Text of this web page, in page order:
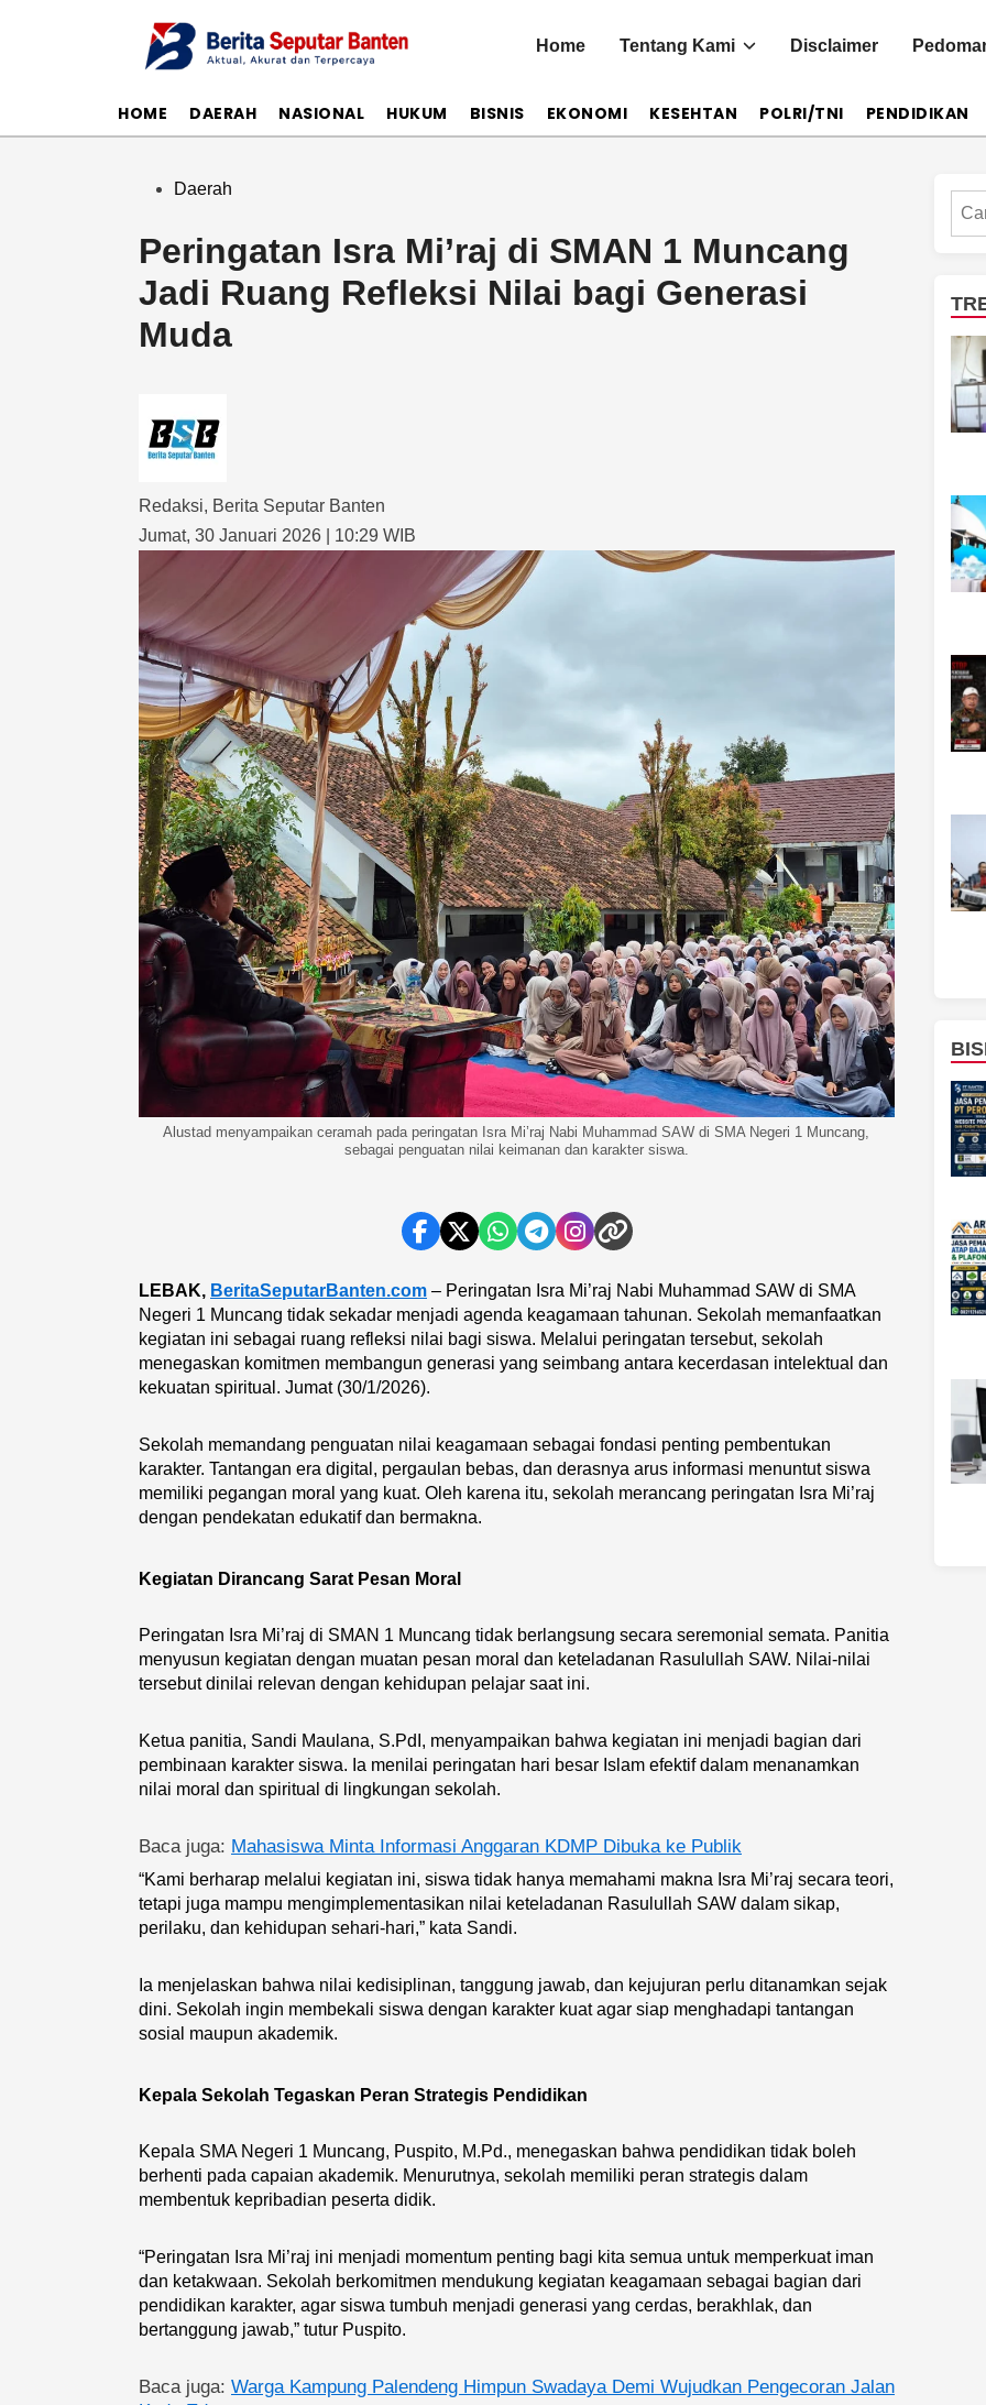
Home Tentang Kami Disclaimer
HOME DAERAH NASIONAL HUKUM BISNIS EKONOMI KESEHTAN POLRI/TNI PENDIDIKAN
PostedDaerah
Peringatan Isra Mi’raj di SMAN 1 Muncang
Jadi Ruang Refleksi Nilai bagi Generasi
Muda
Redaksi, Berita Seputar Banten
Jumat, 30 Januari 2026 | 10:29 WIB
Alustad menyampaikan ceramah pada peringatan Isra Mi’raj Nabi Muhammad SAW di SMA Negeri 1 Muncang,
sebagai penguatan nilai keimanan dan karakter siswa.
LEBAK, BeritaSeputarBanten.com – Peringatan Isra Mi’raj Nabi Muhammad SAW di SMA
Negeri 1 Muncang tidak sekadar menjadi agenda keagamaan tahunan. Sekolah memanfaatkan
kegiatan ini sebagai ruang refleksi nilai bagi siswa. Melalui peringatan tersebut, sekolah
menegaskan komitmen membangun generasi yang seimbang antara kecerdasan intelektual dan
kekuatan spiritual. Jumat (30/1/2026).
Sekolah memandang penguatan nilai keagamaan sebagai fondasi penting pembentukan
karakter. Tantangan era digital, pergaulan bebas, dan derasnya arus informasi menuntut siswa
memiliki pegangan moral yang kuat. Oleh karena itu, sekolah merancang peringatan Isra Mi’raj
dengan pendekatan edukatif dan bermakna.
Kegiatan Dirancang Sarat Pesan Moral
Peringatan Isra Mi’raj di SMAN 1 Muncang tidak berlangsung secara seremonial semata. Panitia
menyusun kegiatan dengan muatan pesan moral dan keteladanan Rasulullah SAW. Nilai-nilai
tersebut dinilai relevan dengan kehidupan pelajar saat ini.
Ketua panitia, Sandi Maulana, S.PdI, menyampaikan bahwa kegiatan ini menjadi bagian dari
pembinaan karakter siswa. Ia menilai peringatan hari besar Islam efektif dalam menanamkan
nilai moral dan spiritual di lingkungan sekolah.
Baca juga: Mahasiswa Minta Informasi Anggaran KDMP Dibuka ke Publik
“Kami berharap melalui kegiatan ini, siswa tidak hanya memahami makna Isra Mi’raj secara teori,
tetapi juga mampu mengimplementasikan nilai keteladanan Rasulullah SAW dalam sikap,
perilaku, dan kehidupan sehari-hari,” kata Sandi.
Ia menjelaskan bahwa nilai kedisiplinan, tanggung jawab, dan kejujuran perlu ditanamkan sejak
dini. Sekolah ingin membekali siswa dengan karakter kuat agar siap menghadapi tantangan
sosial maupun akademik.
Kepala Sekolah Tegaskan Peran Strategis Pendidikan
Kepala SMA Negeri 1 Muncang, Puspito, M.Pd., menegaskan bahwa pendidikan tidak boleh
berhenti pada capaian akademik. Menurutnya, sekolah memiliki peran strategis dalam
membentuk kepribadian peserta didik.
“Peringatan Isra Mi’raj ini menjadi momentum penting bagi kita semua untuk memperkuat iman
dan ketakwaan. Sekolah berkomitmen mendukung kegiatan keagamaan sebagai bagian dari
pendidikan karakter, agar siswa tumbuh menjadi generasi yang cerdas, berakhlak, dan
bertanggung jawab,” tutur Puspito.
Baca juga: Warga Kampung Palendeng Himpun Swadaya Demi Wujudkan Pengecoran Jalan
Cari